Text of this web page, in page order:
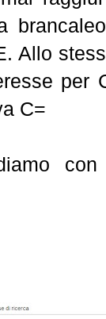
Allo
per
C=